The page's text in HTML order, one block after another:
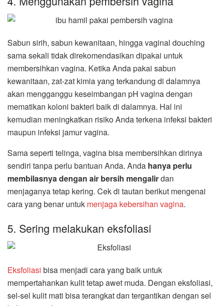
Sabun sirih, sabun kewanitaan, hingga vaginal douching
sama sekali tidak direkomendasikan dipakai untuk
membersihkan vagina. Ketika Anda pakai sabun
kewanitaan, zat-zat kimia yang terkandung di dalamnya
akan mengganggu keseimbangan pH vagina dengan
mematikan koloni bakteri baik di dalamnya. Hal ini
kemudian meningkatkan risiko Anda terkena infeksi bakteri
maupun infeksi jamur vagina.
Sama seperti telinga, vagina bisa membersihkan dirinya
sendiri tanpa perlu bantuan Anda. Anda hanya perlu
membilasnya dengan air bersih mengalirdan
menjaganya tetap kering. Cek di tautan berikut mengenai
cara yang benar untuk menjaga kebersihan vagina.
5. Sering melakukan eksfoliasi
Eksfoliasi bisa menjadi cara yang baik untuk
mempertahankan kulit tetap awet muda. Dengan eksfoliasi,
sel-sel kulit mati bisa terangkat dan tergantikan dengan sel